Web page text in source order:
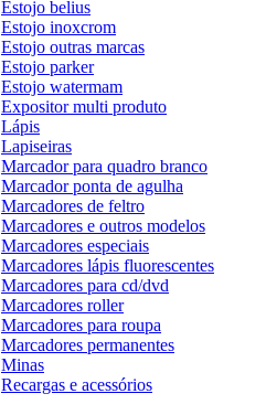
Estojo belius
Estojo inoxcrom
Estojo outras marcas
Estojo parker
Estojo watermam
Expositor multi produto
Lápis
Lapiseiras
Marcador para quadro branco
Marcador ponta de agulha
Marcadores de feltro
Marcadores e outros modelos
Marcadores especiais
Marcadores lápis fluorescentes
Marcadores para cd/dvd
Marcadores roller
Marcadores para roupa
Marcadores permanentes
Minas
Recargas e acessórios